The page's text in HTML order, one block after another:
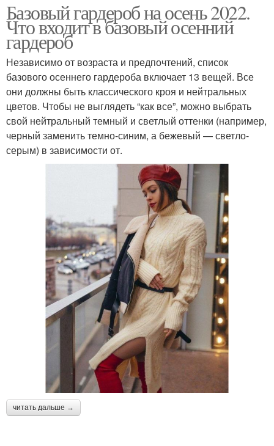
Базовый гардероб на осень 2022.
Что входит в базовый осенний
гардероб
Независимо от возраста и предпочтений, список
базового осеннего гардероба включает 13 вещей. Все
они должны быть классического кроя и нейтральных
цветов. Чтобы не выглядеть “как все”, можно выбрать
свой нейтральный темный и светлый оттенки (например,
черный заменить темно-синим, а бежевый — светло-
серым) в зависимости от.
читать дальше →